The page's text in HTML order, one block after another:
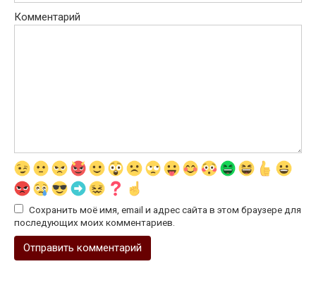
Комментарий
Сохранить моё имя, email и адрес сайта в этом браузере для
последующих моих комментариев.